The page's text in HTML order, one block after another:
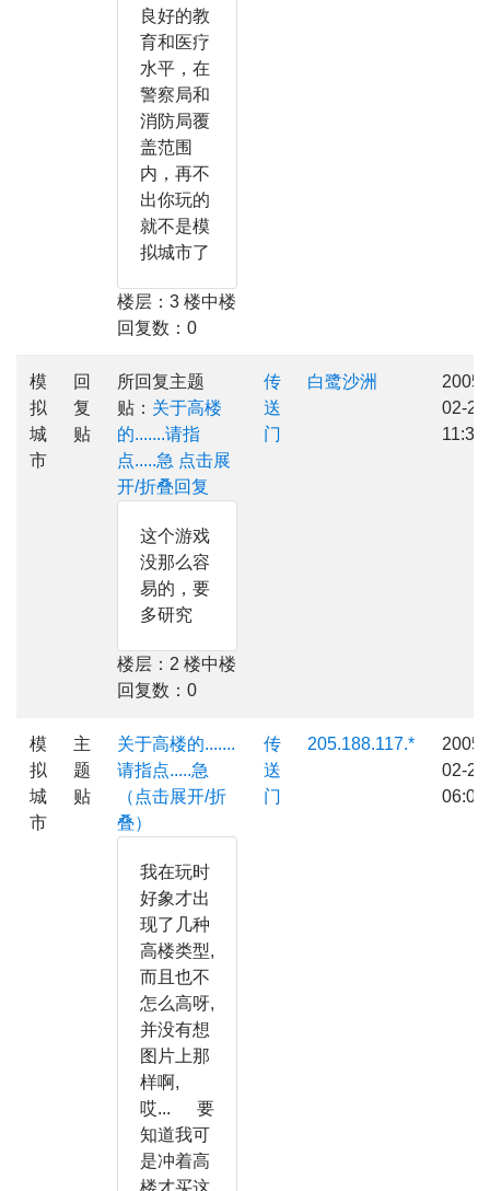
良好的教
育和医疗
水平，在
警察局和
消防局覆
盖范围
内，再不
出你玩的
就不是模
拟城市了
楼层：3 楼中楼
回复数：0
模
拟
城
市
回
复
贴
所回复主题
贴： 关于高楼
的.......请指
点.....急 点击展
开/折叠回复
这个游戏
没那么容
易的，要
多研究
楼层：2 楼中楼
回复数：0
传
送
门
白鹭沙洲
2005-
02-24
11:32
模
拟
城
市
主
题
贴
关于高楼的.......
请指点.....急
（点击展开/折
叠）
我在玩时
好象才出
现了几种
高楼类型,
而且也不
怎么高呀,
并没有想
图片上那
样啊,
哎... 要
知道我可
是冲着高
楼才买这
传
送
门
205.188.117.*
2005-
02-24
06:09